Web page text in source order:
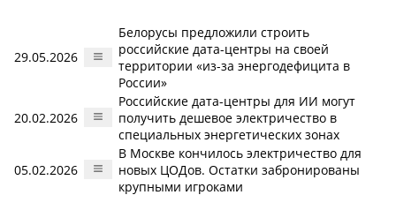
29.05.2026
Белорусы предложили строить
российские дата-центры на своей
территории «из-за энергодефицита в
России»
20.02.2026
Российские дата-центры для ИИ могут
получить дешевое электричество в
специальных энергетических зонах
05.02.2026
В Москве кончилось электричество для
новых ЦОДов. Остатки забронированы
крупными игроками